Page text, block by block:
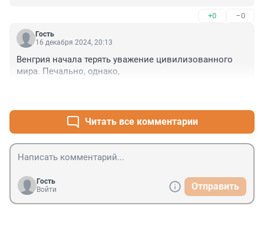
+0 –0
Гость
16 декабря 2024, 20:13
Венгрия начала терять уважение цивилизованного
мира. Печально, однако,
Читать все комментарии
Гость
Войти
Отправить